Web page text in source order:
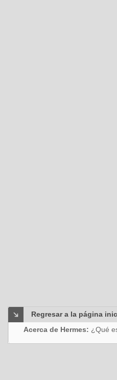
Regresar a la página
Acerca de Hermes: ¿Qué